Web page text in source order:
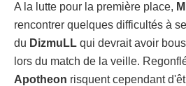
A la lutte pour la première place,
rencontrer quelques difficultés à
du DizmuLL qui devrait avoir
lors du match de la veille.
Apotheon risquent cependant